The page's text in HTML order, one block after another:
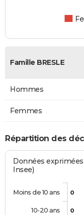
Famille BRESLE
Hommes
Femmes
Répartition des
Données
Insee)
0
0
Moins de 10 ans
10-20 ans